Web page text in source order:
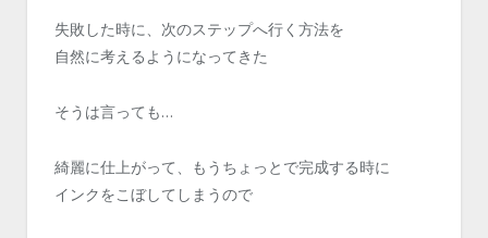
失敗した時に、次のステップへ行く方法を
自然に考えるようになってきた
そうは言っても…
綺麗に仕上がって、もうちょっとで完成する時に
インクをこぼしてしまうので